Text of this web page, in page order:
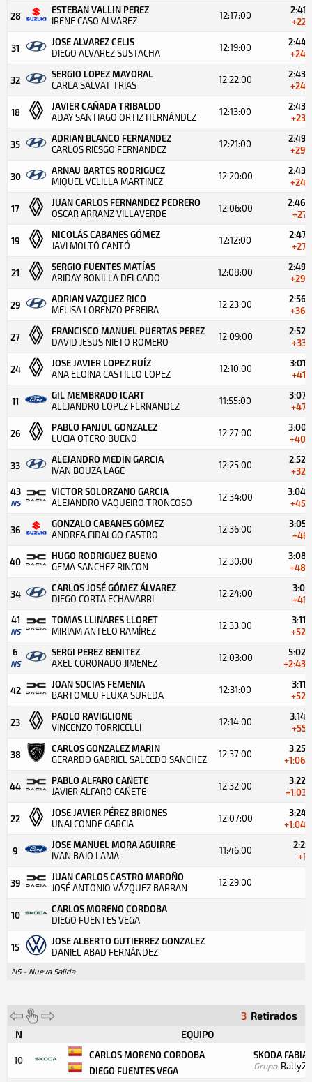
28
ESTEBAN VALLIN PEREZ
IRENE CASO ALVAREZ 12:17:00
31
JOSE ALVAREZ CELIS
DIEGO ALVAREZ SUSTACHA 12:19:00
32
SERGIO LOPEZ MAYORAL
CARLA SALVAT TRIAS 12:22:00
18
JAVIER CAÑADA TRIBALDO
ADAY SANTIAGO ORTIZ HERNÁNDEZ 12:13:00
35
ADRIAN BLANCO FERNANDEZ
CARLOS RIESGO FERNANDEZ 12:21:00
30
ARNAU BARTES RODRIGUEZ
MIQUEL VELILLA MARTINEZ 12:20:00
17
JUAN CARLOS FERNANDEZ PEDRERO
OSCAR ARRANZ VILLAVERDE 12:06:00
19
NICOLÁS CABANES GÓMEZ
JAVI MOLTÓ CANTÓ 12:12:00
21
SERGIO FUENTES MATÍAS
ARIDAY BONILLA DELGADO 12:08:00
29
ADRIAN VAZQUEZ RICO
MELISA LORENZO PEREIRA 12:23:00
27
FRANCISCO MANUEL PUERTAS PEREZ
DAVID JESUS NIETO ROMERO 12:09:00
24
JOSE JAVIER LOPEZ RUÍZ
ANA ELOINA CASTILLO LOPEZ 12:10:00
11
GIL MEMBRADO ICART
ALEJANDRO LOPEZ FERNANDEZ 11:55:00
26
PABLO FANJUL GONZALEZ
LUCIA OTERO BUENO 12:27:00
33
ALEJANDRO MEDIN GARCIA
IVAN BOUZA LAGE 12:25:00
43
NS
VICTOR SOLORZANO GARCIA
ALEJANDRO VAQUEIRO TRONCOSO 12:34:00
36
GONZALO CABANES GÓMEZ
ANDREA FIDALGO CASTRO 12:36:00
40
HUGO RODRIGUEZ BUENO
GEMA SANCHEZ RINCON 12:30:00
34
CARLOS JOSÉ GÓMEZ ÁLVAREZ
DIEGO CORTA ECHAVARRI 12:24:00
41
NS
TOMAS LLINARES LLORET
MIRIAM ANTELO RAMÍREZ 12:33:00
6
NS
SERGI PEREZ BENITEZ
AXEL CORONADO JIMENEZ 12:03:00
42
JOAN SOCIAS FEMENIA
BARTOMEU FLUXA SUREDA 12:31:00
23
PAOLO RAVIGLIONE
VINCENZO TORRICELLI 12:14:00
38
CARLOS GONZALEZ MARIN
GERARDO GABRIEL SALCEDO SANCHEZ 12:37:00
44
PABLO ALFARO CAÑETE
JAVIER ALFARO CAÑETE 12:32:00
22
JOSE JAVIER PÉREZ BRIONES
UNAI CONDE GARCIA 12:07:00
9
JOSE MANUEL MORA AGUIRRE
IVAN BAJO LAMA 11:46:00
39
JUAN CARLOS CASTRO MAROÑO
JOSÉ ANTONIO VÁZQUEZ BARRAN 12:29:00
10
CARLOS MORENO CORDOBA
DIEGO FUENTES VEGA
15
JOSE ALBERTO GUTIERREZ GONZALEZ
DANIEL ABAD FERNÁNDEZ
NS - Nueva Salida
3 Retirados
N EQUIPO
10
CARLOS MORENO CORDOBA
DIEGO FUENTES VEGA
SKODA FABIA
Grupo Rally2